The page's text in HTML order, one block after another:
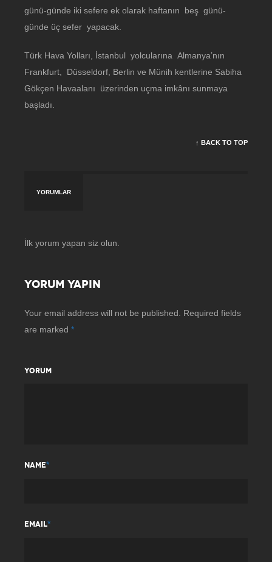
günü-günde iki sefere ek olarak haftanın beş günü-
günde üç sefer yapacak.
Türk Hava Yolları, İstanbul yolcularına Almanya’nın
Frankfurt, Düsseldorf, Berlin ve Münih kentlerine Sabiha
Gökçen Havaalanı üzerinden uçma imkânı sunmaya
başladı.
↑ BACK TO TOP
YORUMLAR
İlk yorum yapan siz olun.
YORUM YAPIN
Your email address will not be published.
Required fields
are marked *
YORUM
NAME*
EMAIL*